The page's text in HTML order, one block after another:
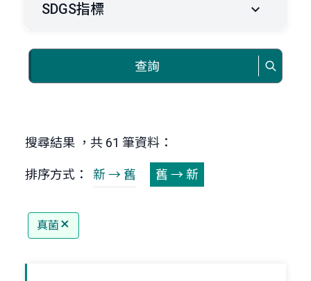
SDGS指標
查詢
搜尋結果 ，共 61 筆資料：
排序方式： 新 → 舊 舊 → 新
真菌